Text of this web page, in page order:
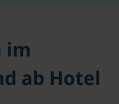
im
ab Hotel